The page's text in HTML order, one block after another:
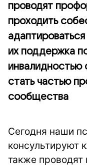
проводят
проходить
их поддержка
инвалидностью
стать частью
сообщества
Сегодня наши
консультируют
также проводят